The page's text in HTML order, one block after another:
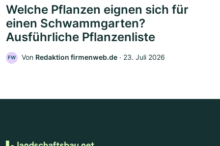
Welche Pflanzen eignen sich für
einen Schwammgarten?
Ausführliche Pflanzenliste
FW Von Redaktion firmenweb.de ‧ 23. Juli 2026